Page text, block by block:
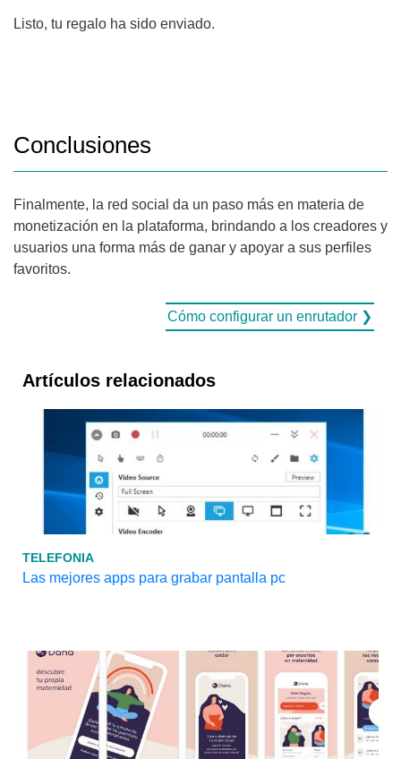
Listo, tu regalo ha sido enviado.
Conclusiones
Finalmente, la red social da un paso más en materia de
monetización en la plataforma, brindando a los creadores y
usuarios una forma más de ganar y apoyar a sus perfiles
favoritos.
Cómo configurar un enrutador ❯
Artículos relacionados
TELEFONIA
Las mejores apps para grabar pantalla pc